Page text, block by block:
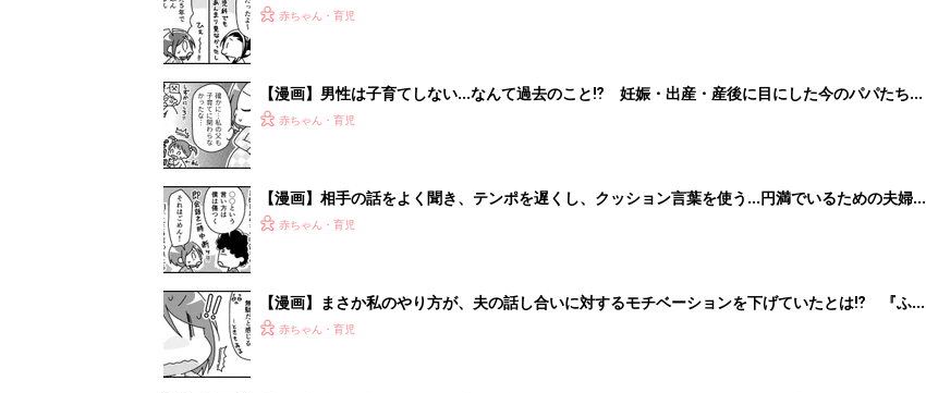
『ふうふう子育て ＃77』
赤ちゃん・育児
【漫画】男性は子育てしない…なんて過去のこと⁉︎ 妊娠・出産・産後に目にした今のパパたちの
姿『ふうふう子育て ＃76』
赤ちゃん・育児
【漫画】相手の話をよく聞き、テンポを遅くし、クッション言葉を使う…円満でいるための夫婦の
会話ルール『ふうふう子育て ＃75』
赤ちゃん・育児
【漫画】まさか私のやり方が、夫の話し合いに対するモチベーションを下げていたとは⁉︎ 『ふう
ふう子育て ＃74』
赤ちゃん・育児